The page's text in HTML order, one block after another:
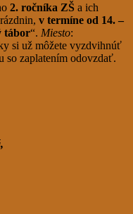
2. ročníka ZŠ a ich
v termíne od 14. –
tábor“. Miesto:
si už môžete vyzdvihnúť
so zaplatením odovzdať.